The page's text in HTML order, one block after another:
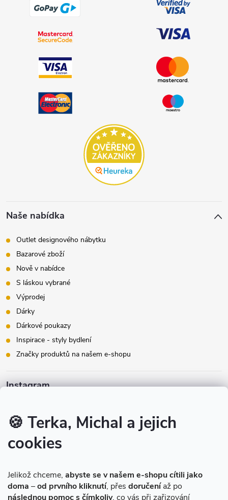
🍪 Terka, Michal a jejich
cookies
Jelikož chceme, abyste se v našem e-shopu cítili jako
doma –od prvního kliknutí, přes doručeníaž po
následnou pomoc s čímkoliv, co vás při zařizování
Naše nabídka
Outlet designového nábytku
Bazarové zboží
Nově v nabídce
S láskou vybrané
Výprodej
Dárky
Dárkové poukazy
Inspirace - styly bydlení
Značky produktů na našem e-shopu
Instagram
Sledovat na Instagramu